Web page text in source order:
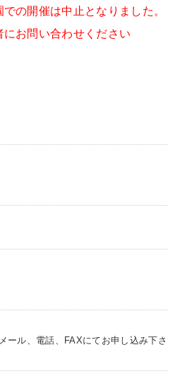
の開催は中止となりました。
お問い合わせください
ール、電話、FAXにてお申し込み下さ